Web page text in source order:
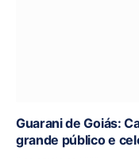
Guarani de Goiás:
grande público e